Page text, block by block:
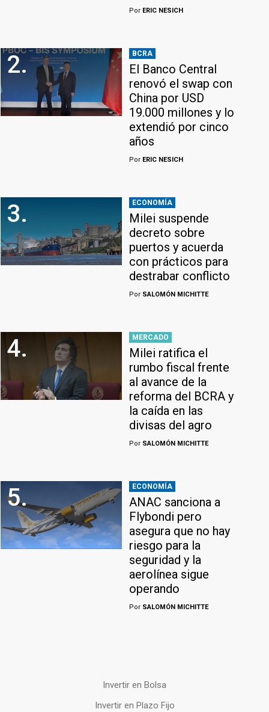
Por ERIC NESICH
2. BCRA
El Banco Central
renovó el swap con
China por USD
19.000 millones y lo
extendió por cinco
años
Por ERIC NESICH
3. ECONOMÍA
Milei suspende
decreto sobre
puertos y acuerda
con prácticos para
destrabar conflicto
Por SALOMÓN MICHITTE
4. MERCADO
Milei ratifica el
rumbo fiscal frente
al avance de la
reforma del BCRA y
la caída en las
divisas del agro
Por SALOMÓN MICHITTE
5. ECONOMÍA
ANAC sanciona a
Flybondi pero
asegura que no hay
riesgo para la
seguridad y la
aerolínea sigue
operando
Por SALOMÓN MICHITTE
Invertir en Bolsa
Invertir en Plazo Fijo